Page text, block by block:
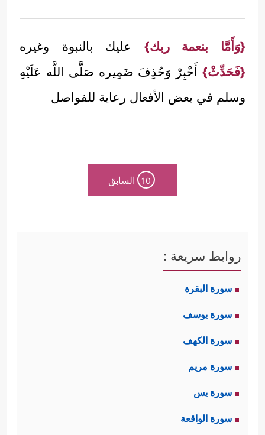
{وَأَمَّا بنعمة ربك} عليك بالنبوة وغيره
{فَحَدِّثْ} أَخْبِرْ وَحُذِفَ ضَمِيره صَلَّى اللَّه عَلَيْهِ
وسلم في بعض الأفعال رعاية للفواصل
10 السابق
روابط سريعة :
سورة البقرة
سورة يوسف
سورة الكهف
سورة مريم
سورة يس
سورة الواقعة